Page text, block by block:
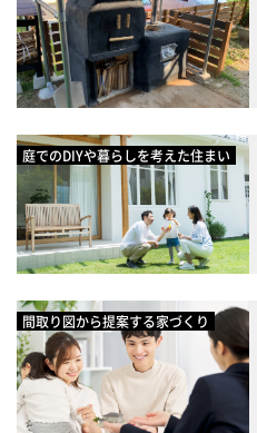
庭でのDIYや暮らしを考えた住まい
間取り図から提案する家づくり